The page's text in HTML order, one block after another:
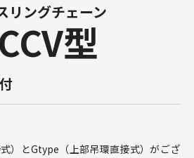
リングチェーン
型
）とGtype（上部吊環直接式）がござ